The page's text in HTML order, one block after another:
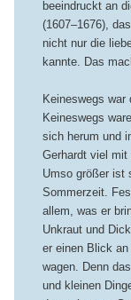
beeindruckt an
(1607–1676),
nicht nur die
kannte. Das
Keineswegs
Keineswegs
sich herum und
Gerhardt viel
Umso größer ist
Sommerzeit.
allem, was er
Unkraut und
er einen Blick
wagen. Denn
und kleinen